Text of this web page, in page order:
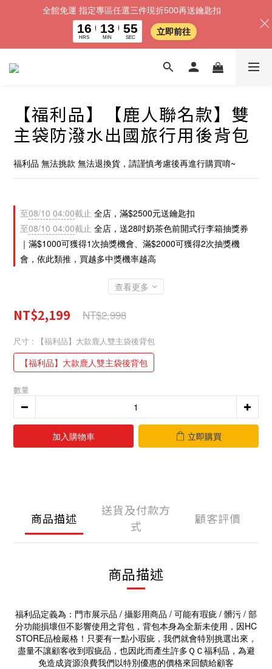
【福利品】【鹿人聯名款】雙
主袋防潑水出國旅行用後背包
福利品 無法挑款 無法退換貨，請謹慎考慮後再進行購買唷~
至08/10 04:00截止 全店，滿$2500元送鑰匙扣
至08/10 04:00截止 全店，送28吋奶茶色前開式行李箱抽獎券
｜滿$1000可獲得1次抽獎機會、滿$2000可獲得2次抽獎機
會，依此類推，買越多中獎機率越高
查看更多
NT$2,199 NT$2,998
尺寸 : 【福利品】大款鹿人雙主袋後背包
【福利品】大款鹿人雙主袋後背包
數量
加入購物車 立即購買
商品描述
送貨及付款方
式
顧客評價
商品描述
福利品定義為：門市展示品 / 攝影用商品 / 可能有瑕疵 / 髒污 / 部
分功能損壞但不影響使用之背包，背包本身為全新未使用，因HC
STORE品檢嚴格！只要有一點小瑕疵，我們就會特別挑選出來，
盡量不讓顧客收到瑕疵品，也因此而產生許多ＱＣ福利品，為避
免造成資源浪費我們以特別優惠的價格來回饋給顧客
全館免運 指定專區任選三件現折500再送鑰匙扣
16
HRS
13
MIN
54
SEC
立即前往